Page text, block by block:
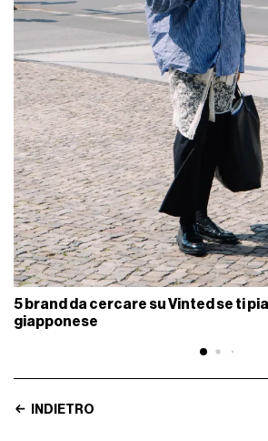
5 brand da cercare su Vinted se ti
giapponese
INDIETRO